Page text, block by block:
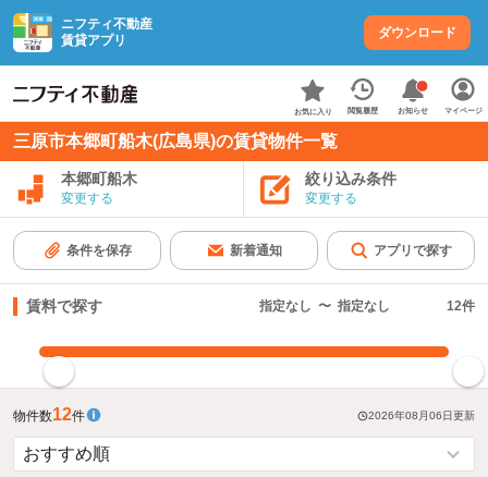
ニフティ不動産
賃貸アプリ
ダウンロード
お気に入り 閲覧履歴 お知らせ マイページ
三原市本郷町船木(広島県)の賃貸物件一覧
本郷町船木
変更する
絞り込み条件
変更する
条件を保存 新着通知 アプリで探す
賃料で探す 指定なし 〜 指定なし 12件
物件数12件 2026年08月06日更新